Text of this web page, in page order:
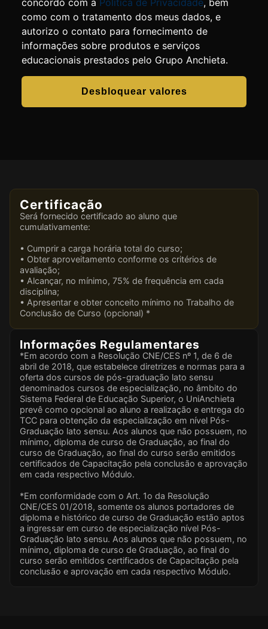
concordo com a Política de Privacidade, bem
como com o tratamento dos meus dados, e
autorizo o contato para fornecimento de
informações sobre produtos e serviços
educacionais prestados pelo Grupo Anchieta.
Desbloquear valores
Certificação
Será fornecido certificado ao aluno que
cumulativamente:
• Cumprir a carga horária total do curso;
• Obter aproveitamento conforme os critérios de
avaliação;
• Alcançar, no mínimo, 75% de frequência em cada
disciplina;
• Apresentar e obter conceito mínimo no Trabalho de
Conclusão de Curso (opcional) *
Informações Regulamentares
*Em acordo com a Resolução CNE/CES nº 1, de 6 de
abril de 2018, que estabelece diretrizes e normas para a
oferta dos cursos de pós-graduação lato sensu
denominados cursos de especialização, no âmbito do
Sistema Federal de Educação Superior, o UniAnchieta
prevê como opcional ao aluno a realização e entrega do
TCC para obtenção da especialização em nível Pós-
Graduação lato sensu. Aos alunos que não possuem, no
mínimo, diploma de curso de Graduação, ao final do
curso de Graduação, ao final do curso serão emitidos
certificados de Capacitação pela conclusão e aprovação
em cada respectivo Módulo.
*Em conformidade com o Art. 1o da Resolução
CNE/CES 01/2018, somente os alunos portadores de
diploma e histórico de curso de Graduação estão aptos
a ingressar em curso de especialização nível Pós-
Graduação lato sensu. Aos alunos que não possuem, no
mínimo, diploma de curso de Graduação, ao final do
curso serão emitidos certificados de Capacitação pela
conclusão e aprovação em cada respectivo Módulo.